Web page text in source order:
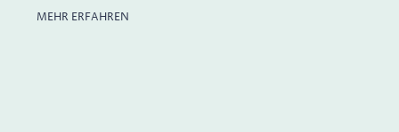
MEHR ERFAHREN